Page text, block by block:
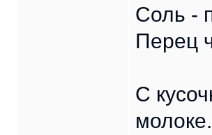
Соль -
Перец
С
молоке.